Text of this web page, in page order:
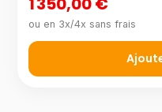
ou en 3x/4x sans frais